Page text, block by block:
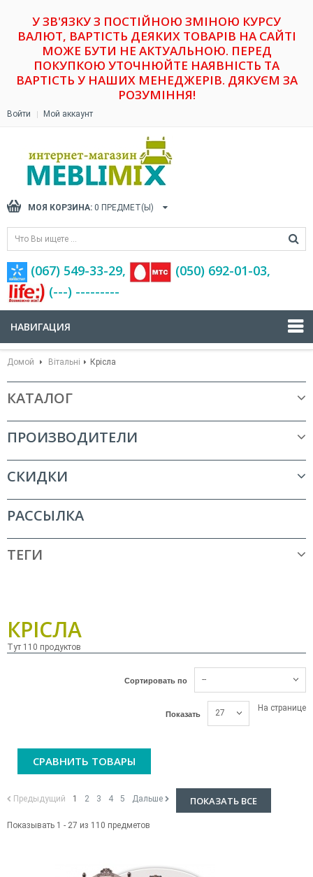
У ЗВ'ЯЗКУ З ПОСТІЙНОЮ ЗМІНОЮ КУРСУ
ВАЛЮТ, ВАРТІСТЬ ДЕЯКИХ ТОВАРІВ НА САЙТІ
МОЖЕ БУТИ НЕ АКТУАЛЬНОЮ. ПЕРЕД
ПОКУПКОЮ УТОЧНЮЙТЕ НАЯВНІСТЬ ТА
ВАРТІСТЬ У НАШИХ МЕНЕДЖЕРІВ. ДЯКУЄМ ЗА
РОЗУМІННЯ!
Войти Мой аккаунт
МОЯ КОРЗИНА: 0 ПРЕДМЕТ(Ы)
(067) 549-33-29,
(‎050) 692-01-03,
(---) ---------
НАВИГАЦИЯ
Домой Вітальні Крісла
КАТАЛОГ
ПРОИЗВОДИТЕЛИ
СКИДКИ
РАССЫЛКА
ТЕГИ
КРІСЛА
Тут 110 продуктов
Сортировать по --
Показать 27 На странице
СРАВНИТЬ ТОВАРЫ
ПОКАЗАТЬ ВСЕ
Предыдущий 1 2 3 4 5 Дальше
Показывать 1 - 27 из 110 предметов